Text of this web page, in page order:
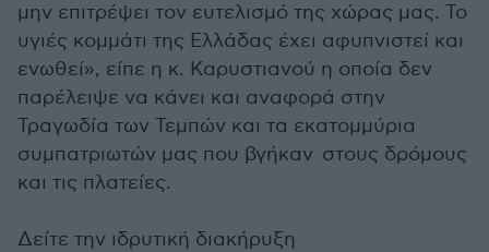
μην επιτρέψει τον ευτελισμό της χώρας μας. Το
υγιές κομμάτι της Ελλάδας έχει αφυπνιστεί και
ενωθεί», είπε η κ. Καρυστιανού η οποία δεν
παρέλειψε να κάνει και αναφορά στην
Τραγωδία των Τεμπών και τα εκατομμύρια
συμπατριωτών μας που βγήκαν στους δρόμους
και τις πλατείες.
Δείτε την ιδρυτική διακήρυξη